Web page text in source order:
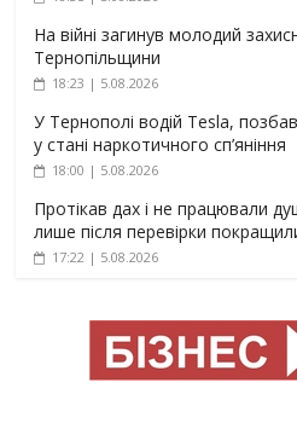
На війні загинув молодий
Тернопільщини
18:23 | 5.08.2026
У Тернополі водій Tesla,
у стані наркотичного сп’яніння
18:00 | 5.08.2026
Протікав дах і не працювали
лише після перевірки
17:22 | 5.08.2026